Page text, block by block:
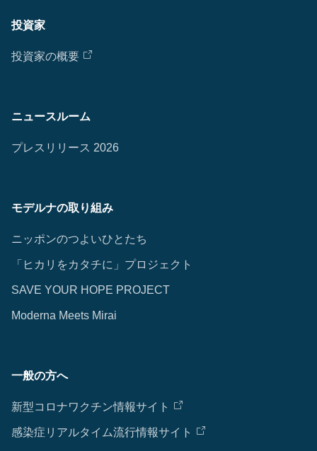
投資家
投資家の概要
ニュースルーム
プレスリリース 2026
モデルナの取り組み
ニッポンのつよいひとたち
「ヒカリをカタチに」プロジェクト
SAVE YOUR HOPE PROJECT
Moderna Meets Mirai
一般の方へ
新型コロナワクチン情報サイト
感染症リアルタイム流行情報サイト